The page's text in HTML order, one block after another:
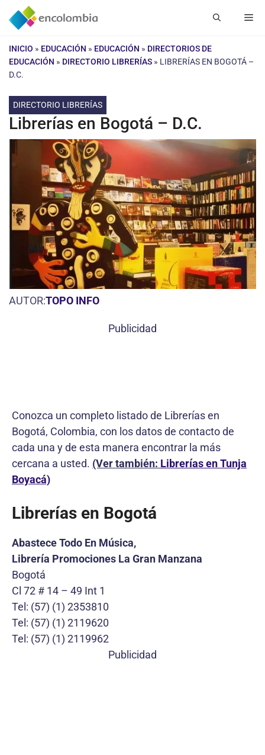
Saltar
INICIO » EDUCACIÓN » EDUCACIÓN » DIRECTORIOS DE
EDUCACIÓN » DIRECTORIO LIBRERÍAS » LIBRERÍAS EN BOGOTÁ –
D.C.
DIRECTORIO LIBRERÍAS
Librerías en Bogotá – D.C.
AUTOR:TOPO INFO
Publicidad
Conozca un completo listado de Librerías en
Bogotá, Colombia, con los datos de contacto de
cada una y de esta manera encontrar la más
cercana a usted. (Ver también: Librerías en Tunja
Boyacá)
Librerías en Bogotá
Abastece Todo En Música,
Librería Promociones La Gran Manzana
Bogotá
Cl 72 # 14 – 49 Int 1
Tel: (57) (1) 2353810
Tel: (57) (1) 2119620
Tel: (57) (1) 2119962
Publicidad